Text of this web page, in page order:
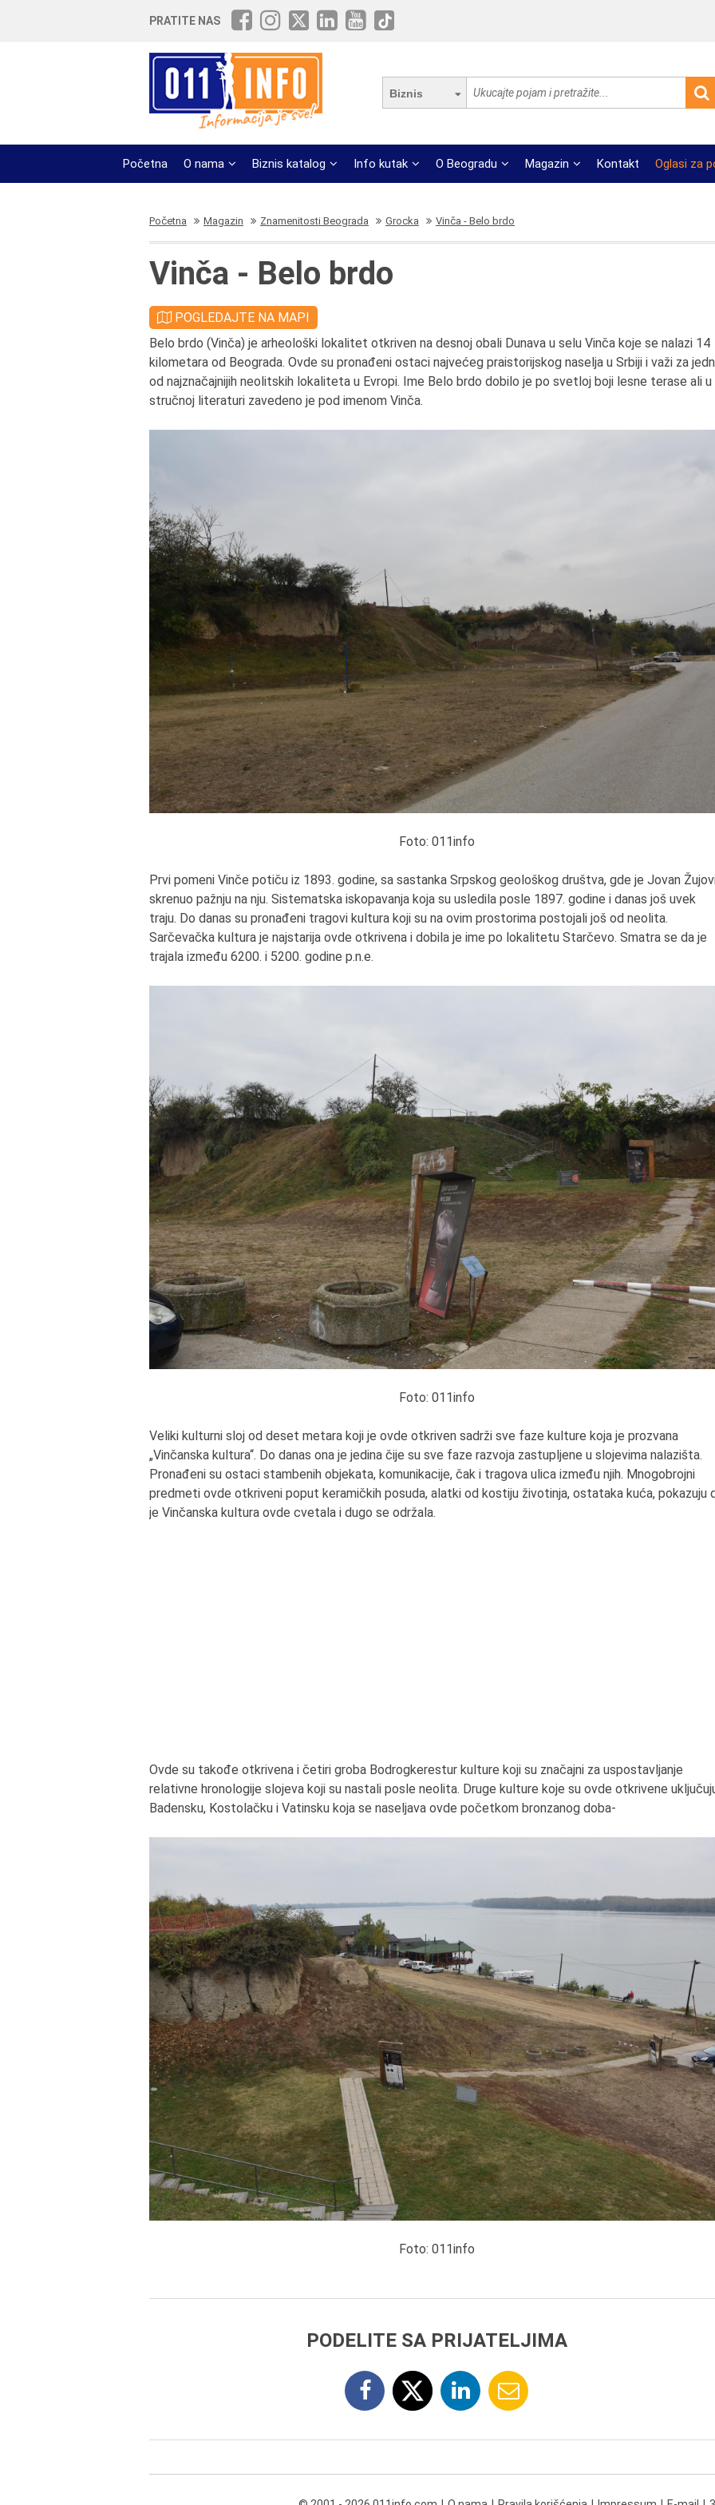
PRATITE NAS
Biznis
Početna O nama Biznis katalog Info kutak O Beogradu Magazin Kontakt Oglasi za
Početna Magazin Znamenitosti Beograda Grocka Vinča - Belo brdo
Vinča - Belo brdo
POGLEDAJTE NA MAPI
Belo brdo (Vinča) je arheološki lokalitet otkriven na desnoj obali Dunava u selu Vinča koje se nalazi 14
kilometara od Beograda. Ovde su pronađeni ostaci najvećeg praistorijskog naselja u Srbiji i važi za
od najznačajnijih neolitskih lokaliteta u Evropi. Ime Belo brdo dobilo je po svetloj boji lesne terase ali u
stručnoj literaturi zavedeno je pod imenom Vinča.
Foto: 011info
Prvi pomeni Vinče potiču iz 1893. godine, sa sastanka Srpskog geološkog društva, gde je Jovan
skrenuo pažnju na nju. Sistematska iskopavanja koja su usledila posle 1897. godine i danas još uvek
traju. Do danas su pronađeni tragovi kultura koji su na ovim prostorima postojali još od neolita.
Sarčevačka kultura je najstarija ovde otkrivena i dobila je ime po lokalitetu Starčevo. Smatra se da je
trajala između 6200. i 5200. godine p.n.e.
Foto: 011info
Veliki kulturni sloj od deset metara koji je ovde otkriven sadrži sve faze kulture koja je prozvana
„Vinčanska kultura“. Do danas ona je jedina čije su sve faze razvoja zastupljene u slojevima nalazišta.
Pronađeni su ostaci stambenih objekata, komunikacije, čak i tragova ulica između njih. Mnogobrojni
predmeti ovde otkriveni poput keramičkih posuda, alatki od kostiju životinja, ostataka kuća, pokazuju
je Vinčanska kultura ovde cvetala i dugo se održala.
Ovde su takođe otkrivena i četiri groba Bodrogkerestur kulture koji su značajni za uspostavljanje
relativne hronologije slojeva koji su nastali posle neolita. Druge kulture koje su ovde otkrivene
Badensku, Kostolačku i Vatinsku koja se naseljava ovde početkom bronzanog doba-
Foto: 011info
PODELITE SA PRIJATELJIMA
6.8.2013.